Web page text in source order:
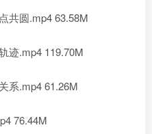
圆.mp4 63.58M
.mp4 119.70M
.mp4 61.26M
76.44M